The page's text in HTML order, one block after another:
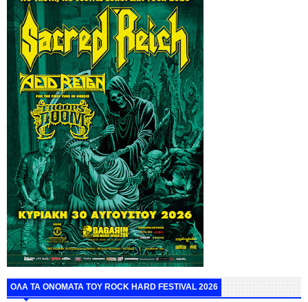
ΟΛΑ ΤΑ ΟΝΟΜΑΤΑ ΤΟΥ ROCK HARD FESTIVAL 2026